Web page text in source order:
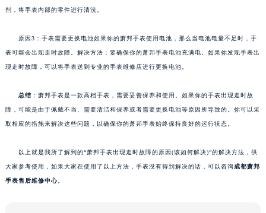
剂，将手表内部的零件进行清洗。
原因3：手表需要更换电池如果你的萧邦手表使用电池，那么当电池电量不足时，手
表可能会出现走时故障。解决方法：要确保你的萧邦手表电池充满电。如果你发现手表出
现走时故障，可以将手表送到专业的手表维修店进行更换电池。
总结 ：萧邦手表是一款高档手表，需要妥善保养和使用。如果你的手表出现走时故
障，可能是由于佩戴不当、需要清洁和保养或者需要更换电池等原因所导致的。你可以采
取相应的措施来解决这些问题，以确保你的萧邦手表始终保持良好的运行状态。
以上就是我所了解到的“萧邦手表出现走时故障的原因(该如何解决)”的解决方法，供
大家参考使用，如果大家在使用了以上方法，手表没有得到解决的话，可以咨询成都萧邦
手表售后维修中心。